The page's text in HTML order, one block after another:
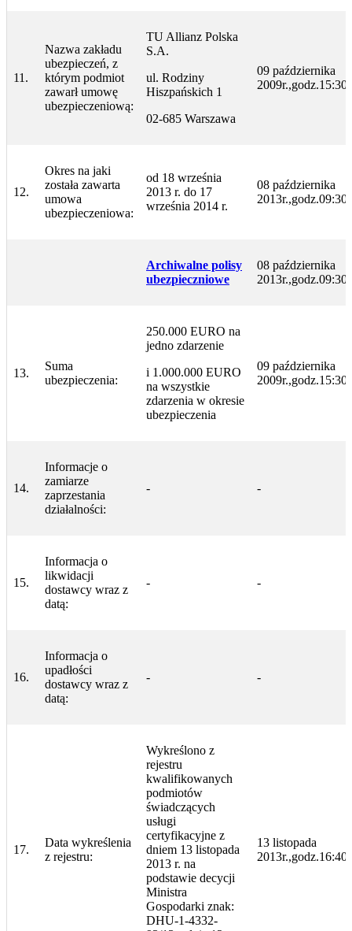
11.
Nazwa zakładu
ubezpieczeń, z
którym podmiot
zawarł umowę
ubezpieczeniową:
TU Allianz Polska
S.A.
ul. Rodziny
Hiszpańskich 1
02-685 Warszawa
09 października
12.
Okres na jaki
została zawarta
umowa
ubezpieczeniowa:
od 18 września
2013 r. do 17
września 2014 r.
08 października
Archiwalne polisy
ubezpieczniowe
08 października
13.
Suma
ubezpieczenia:
250.000 EURO na
jedno zdarzenie
i 1.000.000 EURO
na wszystkie
zdarzenia w okresie
ubezpieczenia
09 października
14.
Informacje o
zamiarze
zaprzestania
działalności:
- -
15.
Informacja o
likwidacji
dostawcy wraz z
datą:
- -
16.
Informacja o
upadłości
dostawcy wraz z
datą:
- -
17.
Data wykreślenia
z rejestru:
Wykreślono z
rejestru
kwalifikowanych
podmiotów
świadczących
usługi
certyfikacyjne z
dniem 13 listopada
2013 r. na
podstawie decycji
Ministra
Gospodarki znak:
DHU-1-4332-
13 listopada